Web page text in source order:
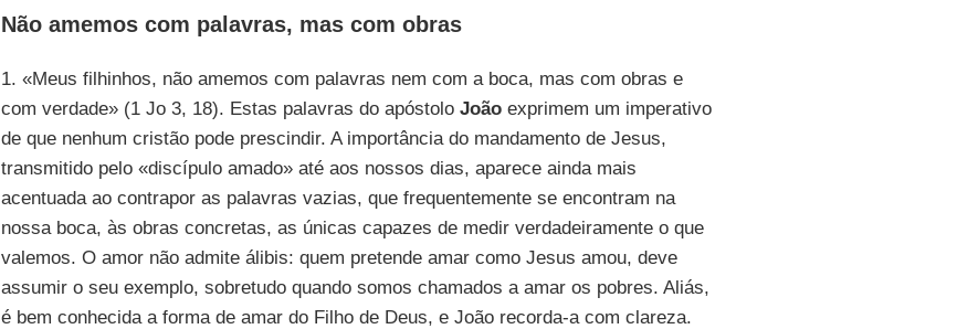
Não amemos com palavras, mas com obras
1. «Meus filhinhos, não amemos com palavras nem com a boca, mas com obras e
com verdade» (1 Jo 3, 18). Estas palavras do apóstolo Joãoexprimem um imperativo
de que nenhum cristão pode prescindir. A importância do mandamento de Jesus,
transmitido pelo «discípulo amado» até aos nossos dias, aparece ainda mais
acentuada ao contrapor as palavras vazias, que frequentemente se encontram na
nossa boca, às obras concretas, as únicas capazes de medir verdadeiramente o que
valemos. O amor não admite álibis: quem pretende amar como Jesus amou, deve
assumir o seu exemplo, sobretudo quando somos chamados a amar os pobres. Aliás,
é bem conhecida a forma de amar do Filho de Deus, e João recorda-a com clareza.